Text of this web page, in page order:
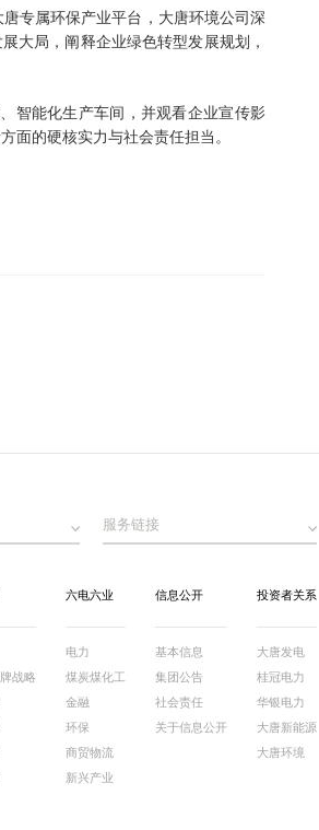
专属环保产业平台，大唐环境公司深
大局，阐释企业绿色转型发展规划，
智能化生产车间，并观看企业宣传影
面的硬核实力与社会责任担当。
服务链接
战略
六电六业
电力
煤炭煤化工
金融
环保
商贸物流
新兴产业
信息公开
基本信息
集团公告
社会责任
关于信息公开
投资者关系
大唐发电
桂冠电力
华银电力
大唐新能源
大唐环境